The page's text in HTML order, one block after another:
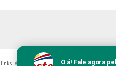
é proibida sem a autorização do autor. Crime
Olá! Fale agora